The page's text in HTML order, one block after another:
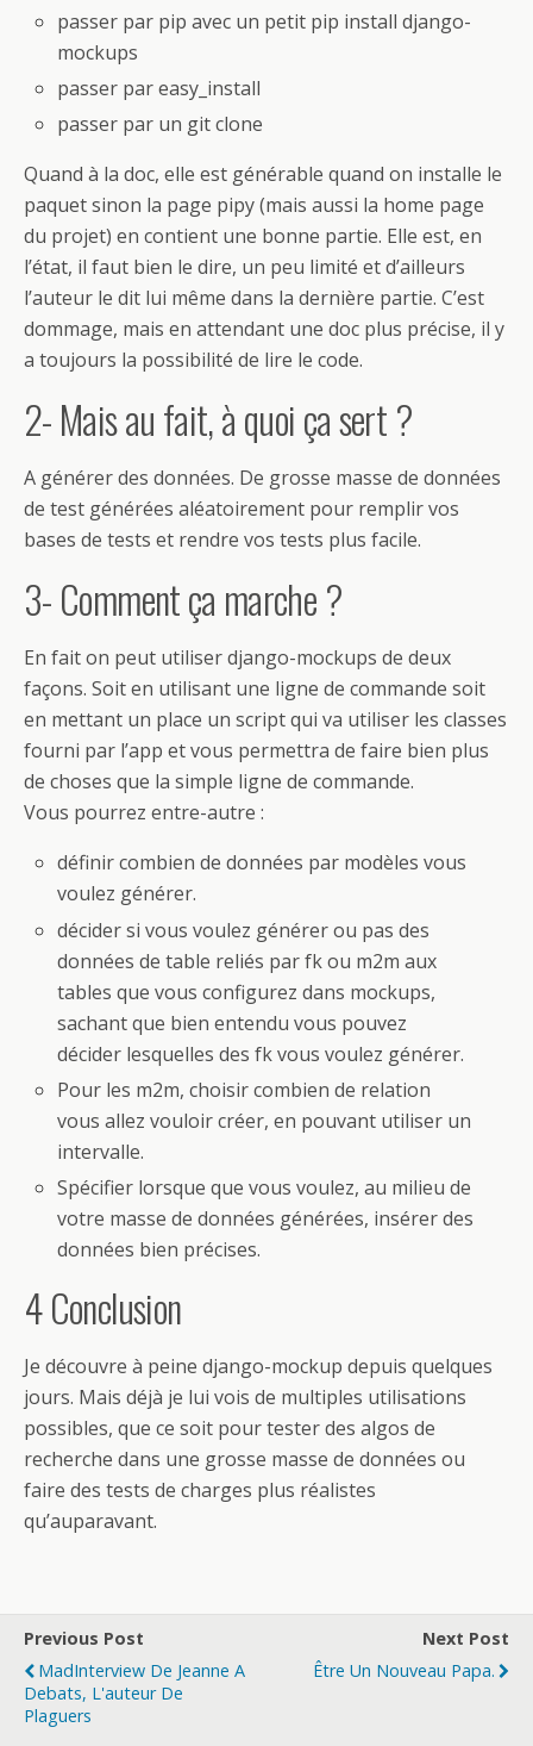
passer par pip avec un petit pip install django-
mockups
passer par easy_install
passer par un git clone
Quand à la doc, elle est générable quand on installe le
paquet sinon la page pipy (mais aussi la home page
du projet) en contient une bonne partie. Elle est, en
l’état, il faut bien le dire, un peu limité et d’ailleurs
l’auteur le dit lui même dans la dernière partie. C’est
dommage, mais en attendant une doc plus précise, il y
a toujours la possibilité de lire le code.
2- Mais au fait, à quoi ça sert ?
A générer des données. De grosse masse de données
de test générées aléatoirement pour remplir vos
bases de tests et rendre vos tests plus facile.
3- Comment ça marche ?
En fait on peut utiliser django-mockups de deux
façons. Soit en utilisant une ligne de commande soit
en mettant un place un script qui va utiliser les classes
fourni par l’app et vous permettra de faire bien plus
de choses que la simple ligne de commande.
Vous pourrez entre-autre :
définir combien de données par modèles vous
voulez générer.
décider si vous voulez générer ou pas des
données de table reliés par fk ou m2m aux
tables que vous configurez dans mockups,
sachant que bien entendu vous pouvez
décider lesquelles des fk vous voulez générer.
Pour les m2m, choisir combien de relation
vous allez vouloir créer, en pouvant utiliser un
intervalle.
Spécifier lorsque que vous voulez, au milieu de
votre masse de données générées, insérer des
données bien précises.
4 Conclusion
Je découvre à peine django-mockup depuis quelques
jours. Mais déjà je lui vois de multiples utilisations
possibles, que ce soit pour tester des algos de
recherche dans une grosse masse de données ou
faire des tests de charges plus réalistes
qu’auparavant.
Previous Post
MadInterview De Jeanne A
Debats, L'auteur De
Plaguers
Next Post
Être Un Nouveau Papa.